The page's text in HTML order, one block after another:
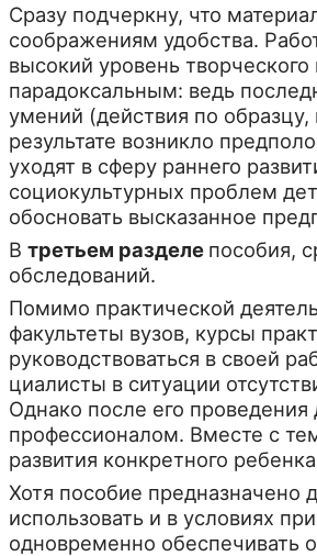
Сразу подчеркну, что
соображениям удобства.
высокий уровень
парадоксальным: ведь
умений (действия по
результате возникло
уходят в сферу раннего
социокультурных проблем
обосновать вы­сказанное
В третьем разделе пособия,
обследований.
Помимо практической
факультеты вузов, курсы
руководствоваться в своей
циалисты в ситуации
Однако после его
профессионалом. Вместе с
развития конкрет­ного
Хотя пособие
использовать и в условиях
одновременно обеспечивать